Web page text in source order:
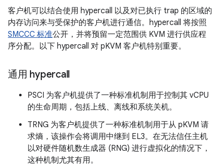
客户机可以结合使用 hypercall 以及对已执行 trap 的区域的
内存访问来与受保护的客户机进行通信。hypercall 将按照
SMCCC 标准公开，并将预留一定范围供 KVM 进行供应程
序分配。以下 hypercall 对 pKVM 客户机特别重要。
通用 hypercall
PSCI 为客户机提供了一种标准机制用于控制其 vCPU
的生命周期，包括上线、离线和系统关机。
TRNG 为客户机提供了一种标准机制用于从 pKVM 请
求熵，该操作会将调用中继到 EL3。在无法信任主机
以对硬件随机数生成器 (RNG) 进行虚拟化的情况下，
这种机制尤其有用。